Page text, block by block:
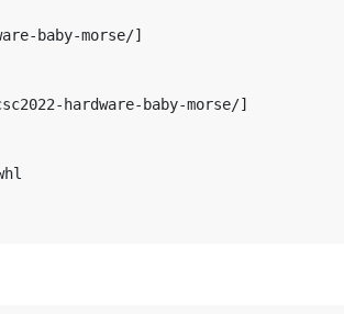
baby-morse/]
hardware-baby-morse/]